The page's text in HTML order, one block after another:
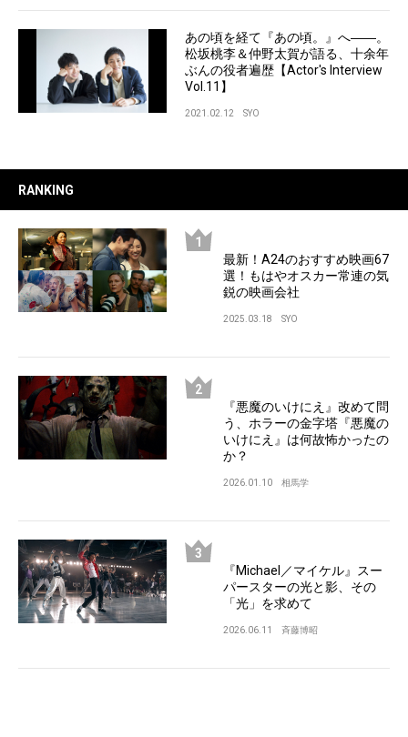
あの頃を経て『あの頃。』へ――。
松坂桃李＆仲野太賀が語る、十余年
ぶんの役者遍歴【Actor's Interview
Vol.11】
2021.02.12 SYO
RANKING
最新！A24のおすすめ映画67
選！もはやオスカー常連の気
鋭の映画会社
2025.03.18 SYO
『悪魔のいけにえ』改めて問
う、ホラーの金字塔『悪魔の
いけにえ』は何故怖かったの
か？
2026.01.10 相馬学
『Michael／マイケル』スー
パースターの光と影、その
「光」を求めて
2026.06.11 斉藤博昭